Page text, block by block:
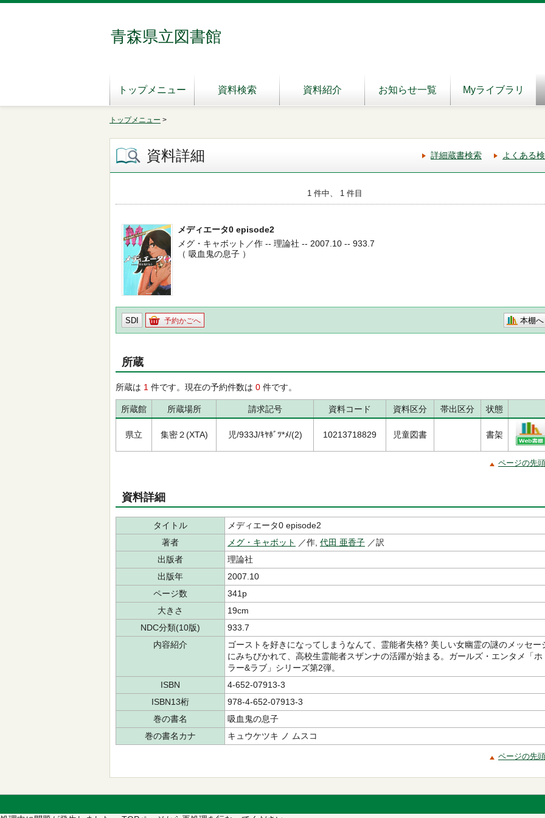
青森県立図書館
トップメニュー 資料検索 資料紹介 お知らせ一覧 Myライブラリ
トップメニュー >
資料詳細 詳細蔵書検索 よくある
1 件中、 1 件目
メディエータ0 episode2
メグ・キャボット／作 -- 理論社 -- 2007.10 -- 933.7
（ 吸血鬼の息子 ）
SDI 予約かごへ 本棚へ
所蔵
所蔵は 1 件です。現在の予約件数は 0 件です。
所蔵館 所蔵場所 請求記号 資料コード 資料区分 帯出区分 状態
県立 集密２(XTA) 児/933J/ｷﾔﾎﾞﾂ*ﾒ/(2) 10213718829 児童図書 書架
ページの先
資料詳細
タイトル
メディエータ0 episode2
著者
メグ・キャボット ／作, 代田 亜香子 ／訳
出版者
理論社
出版年
2007.10
ページ数
341p
大きさ
19cm
NDC分類(10版)
933.7
内容紹介
ゴーストを好きになってしまうなんて、霊能者失格? 美しい女幽霊の謎のメッセー
にみちびかれて、高校生霊能者スザンナの活躍が始まる。ガールズ・エンタメ「ホ
ラー&ラブ」シリーズ第2弾。
ISBN
4-652-07913-3
ISBN13桁
978-4-652-07913-3
巻の書名
吸血鬼の息子
巻の書名カナ
キュウケツキ ノ ムスコ
ページの先